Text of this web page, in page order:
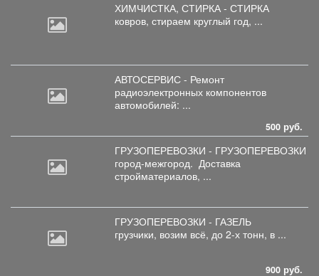
ХИМЧИСТКА, СТИРКА - СТИРКА
ковров, стираем круглый год, ...
АВТОСЕРВИС - Ремонт
радиоэлектронных компонентов
автомобилей: ...
500 руб.
ГРУЗОПЕРЕВОЗКИ - ГРУЗОПЕРЕВОЗКИ
город-межгород. Доставка
стройматериалов, ...
ГРУЗОПЕРЕВОЗКИ - ГАЗЕЛЬ
грузчики, возим всё, до 2-х тонн, в ...
900 руб.